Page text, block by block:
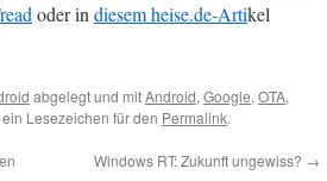
oder indiesem heise.de-Artikel
abgelegt und mitAndroid, Google, OTA,
Lesezeichen für den Permalink.
Windows RT: Zukunft ungewiss? →